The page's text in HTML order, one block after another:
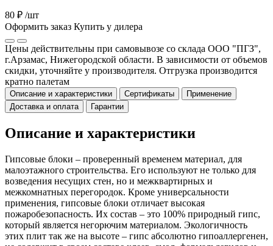
80 ₽ /шт
Оформить заказ Купить у дилера
Цены действительны при самовывозе со склада ООО "ПГЗ",
г.Арзамас, Нижегородской области. В зависимости от объемов
скидки, уточняйте у производителя. Отгрузка производится
кратно палетам
Описание и характеристики Сертификаты
Применение
Доставка и оплата
Гарантии
Описание и характеристики
Гипсовые блоки – проверенный временем материал, для
малоэтажного строительства. Его используют не только для
возведения несущих стен, но и межквартирных и
межкомнатных перегородок. Кроме универсальности
применения, гипсовые блоки отличает высокая
пожаробезопасность. Их состав – это 100% природный гипс,
который является негорючим материалом. Экологичность
этих плит так же на высоте – гипс абсолютно гипоаллергенен,